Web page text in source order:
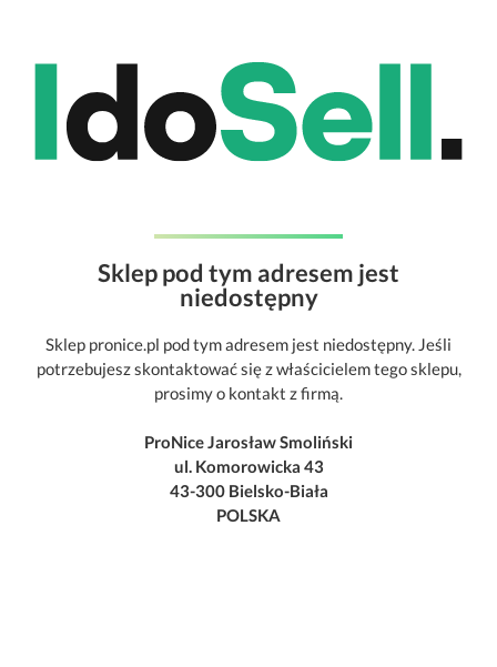
Sklep pod tym adresem jest
niedostępny
Sklep pronice.pl pod tym adresem jest niedostępny. Jeśli
potrzebujesz skontaktować się z właścicielem tego sklepu,
prosimy o kontakt z firmą.
ProNice Jarosław Smoliński
ul. Komorowicka 43
43-300 Bielsko-Biała
POLSKA